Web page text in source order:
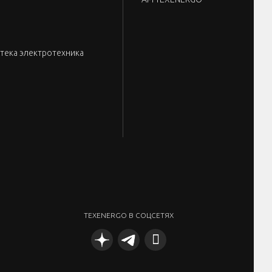
электротехника
TEXENERGO В СОЦСЕТЯХ